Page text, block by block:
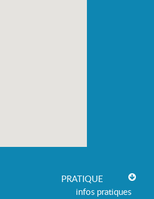
PRATIQUE
infos pratiques